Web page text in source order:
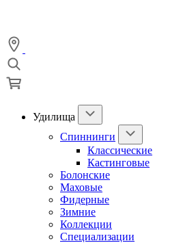
Удилища
Спиннинги
Классические
Кастинговые
Болонские
Маховые
Фидерные
Зимние
Коллекции
Специализации